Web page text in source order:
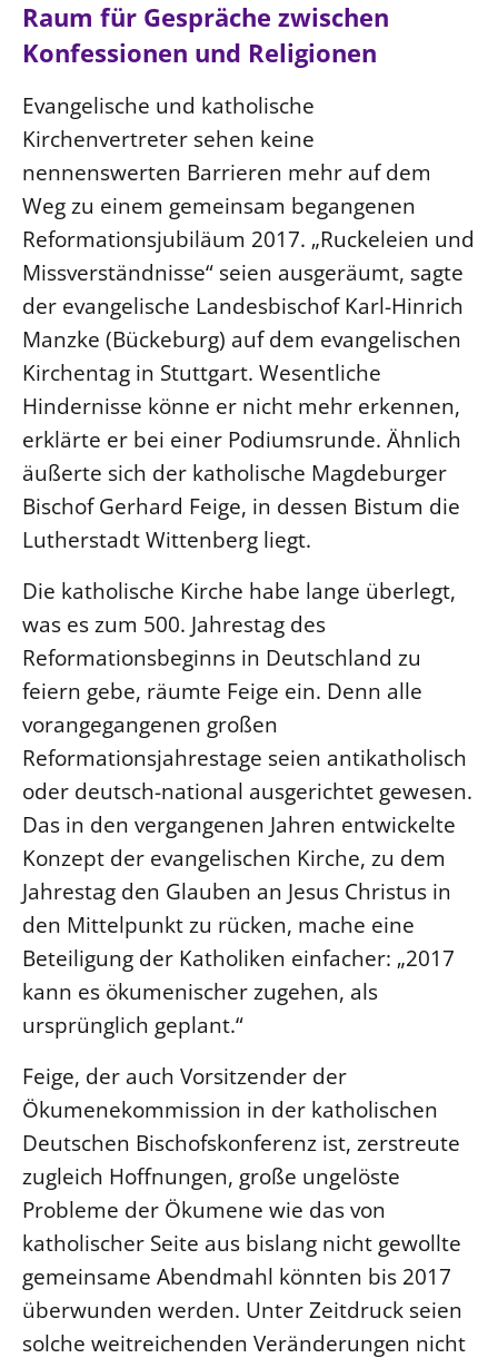
Raum für Gespräche zwischen
Konfessionen und Religionen
Evangelische und katholische
Kirchenvertreter sehen keine
nennenswerten Barrieren mehr auf dem
Weg zu einem gemeinsam begangenen
Reformationsjubiläum 2017. „Ruckeleien und
Missverständnisse“ seien ausgeräumt, sagte
der evangelische Landesbischof Karl-Hinrich
Manzke (Bückeburg) auf dem evangelischen
Kirchentag in Stuttgart. Wesentliche
Hindernisse könne er nicht mehr erkennen,
erklärte er bei einer Podiumsrunde. Ähnlich
äußerte sich der katholische Magdeburger
Bischof Gerhard Feige, in dessen Bistum die
Lutherstadt Wittenberg liegt.
Die katholische Kirche habe lange überlegt,
was es zum 500. Jahrestag des
Reformationsbeginns in Deutschland zu
feiern gebe, räumte Feige ein. Denn alle
vorangegangenen großen
Reformationsjahrestage seien antikatholisch
oder deutsch-national ausgerichtet gewesen.
Das in den vergangenen Jahren entwickelte
Konzept der evangelischen Kirche, zu dem
Jahrestag den Glauben an Jesus Christus in
den Mittelpunkt zu rücken, mache eine
Beteiligung der Katholiken einfacher: „2017
kann es ökumenischer zugehen, als
ursprünglich geplant.“
Feige, der auch Vorsitzender der
Ökumenekommission in der katholischen
Deutschen Bischofskonferenz ist, zerstreute
zugleich Hoffnungen, große ungelöste
Probleme der Ökumene wie das von
katholischer Seite aus bislang nicht gewollte
gemeinsame Abendmahl könnten bis 2017
überwunden werden. Unter Zeitdruck seien
solche weitreichenden Veränderungen nicht
Kirche und Finanzen
LANDESKIRCHENAMT
Willkommen
Kollegium
Abteilungen des Landeskirchenamts
Rechnungsprüfungsamt
Fachstelle Sexualisierte Gewalt
Beschwerdestellen
Kirchenämter
Gleichstellung
Datenschutz
Geschäftsstelle Landessynode
LANDESSYNODE
Hintergrund
MITARBEIT
Ehrenamt
Beruf
BIBLIOTHEK & ARCHIV
SERVICE
Älterwerden im Pfarrberuf
Beteiligungsverfahren
Beschwerdestellen
Ephoralbüro
Finanzplanung
Fundraising
IT-Service
Corporate Design
Interventionsplan
Jahresgespräche
Kantine Speiseplan
Kirchliches Amtsblatt
Evangelische Kirche
Lutherische Kirche
Glaubensbekenntnis
Positionen
Ökumene
Religionen
Gegen Gewalt
Nachhaltigkeit
Mobilität
Naturschutz
Gebäude
Impressum
Kontakt
Barrierefreiheit
Presse
Freie Stellen
Service für Gemeinden